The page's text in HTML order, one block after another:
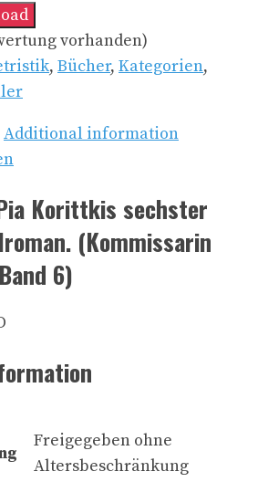
vorhanden)
, Bücher, Kategorien,
Additional information
Korittkis sechster
(Kommissarin
6)
Freigegeben ohne
Altersbeschränkung